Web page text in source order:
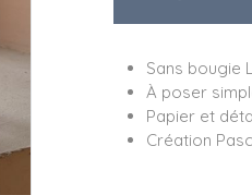
Sans bougie
À poser
Papier et
Création